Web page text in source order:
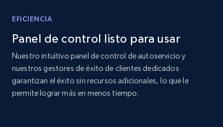
2.1K+ 355+ Comenzar ahora
Home Depot US - Gather data on products
using specified keywords
EFICIENCIA
Panel de control listo para usar
Nuestro intuitivo panel de control de autoservicio y
nuestros gestores de éxito de clientes dedicados
garantizan el éxito sin recursos adicionales, lo que le
permite lograr más en menos tiempo.